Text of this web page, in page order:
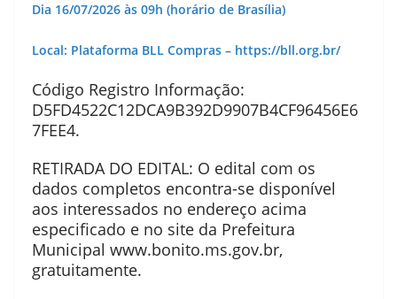
Dia 16/07/2026 às 09h (horário de Brasília)
Local: Plataforma BLL Compras – https://bll.org.br/
Código Registro Informação:
D5FD4522C12DCA9B392D9907B4CF96456E6
7FEE4.
RETIRADA DO EDITAL: O edital com os
dados completos encontra-se disponível
aos interessados no endereço acima
especificado e no site da Prefeitura
Municipal www.bonito.ms.gov.br,
gratuitamente.